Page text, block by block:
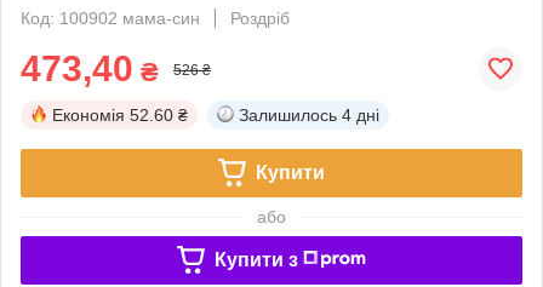
Код: 100902 мама-син
Роздріб
473,40 ₴ 526 ₴
Економія 52.60 ₴ Залишилось 4 дні
Купити
або
Купити з